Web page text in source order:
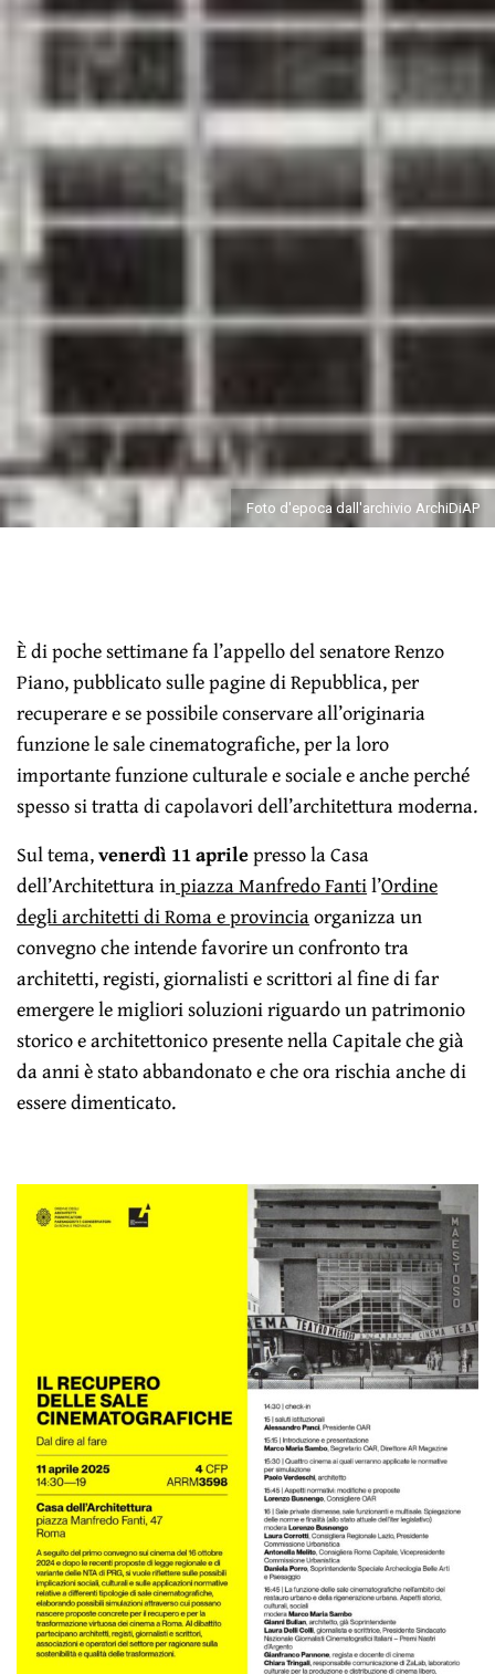
Foto d'epoca dall'archivio ArchiDiAP
È di poche settimane fa l’appello del senatore Renzo
Piano, pubblicato sulle pagine di Repubblica, per
recuperare e se possibile conservare all’originaria
funzione le sale cinematografiche, per la loro
importante funzione culturale e sociale e anche perché
spesso si tratta di capolavori dell’architettura moderna.
Sul tema,venerdì 11 aprilepresso la Casa
dell’Architettura inpiazza Manfredo Fantil’Ordine
degli architetti di Roma e provinciaorganizza un
convegno che intende favorire un confronto tra
architetti, registi, giornalisti e scrittori al fine di far
emergere le migliori soluzioni riguardo un patrimonio
storico e architettonico presente nella Capitale che già
da anni è stato abbandonato e che ora rischia anche di
essere dimenticato.